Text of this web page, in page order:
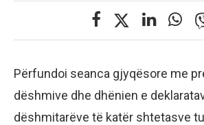
Përfundoi seanca gjyqësore me
dëshmive dhe dhënien e
dëshmitarëve të katër shtetasve